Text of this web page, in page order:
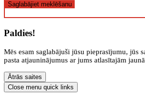
Saglabājiet meklēšanu
Paldies!
Mēs esam saglabājuši jūsu pieprasījumu, jūs
pasta atjauninājumus ar jums atlasītajām
Ātrās saites
Close menu quick links